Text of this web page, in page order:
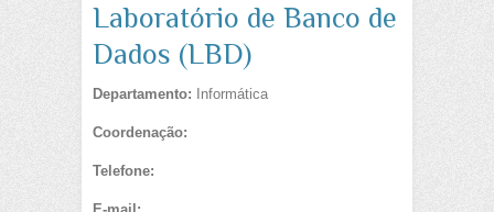
Laboratório de Banco de
Dados (LBD)
Departamento: Informática
Coordenação:
Telefone:
E-mail: